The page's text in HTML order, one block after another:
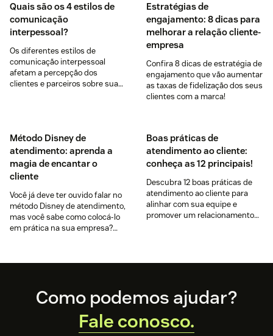
Quais são os 4 estilos de
comunicação
interpessoal?
Os diferentes estilos de
comunicação interpessoal
afetam a percepção dos
clientes e parceiros sobre sua
Estratégias de
engajamento: 8 dicas para
melhorar a relação cliente-
empresa
Confira 8 dicas de estratégia de
engajamento que vão aumentar
as taxas de fidelização dos seus
clientes com a marca!
Método Disney de
atendimento: aprenda a
magia de encantar o
cliente
Você já deve ter ouvido falar no
método Disney de atendimento,
mas você sabe como colocá-lo
em prática na sua empresa?
Boas práticas de
atendimento ao cliente:
conheça as 12 principais!
Descubra 12 boas práticas de
atendimento ao cliente para
alinhar com sua equipe e
promover um relacionamento
FooterComo podemos ajudar?
Fale conosco.